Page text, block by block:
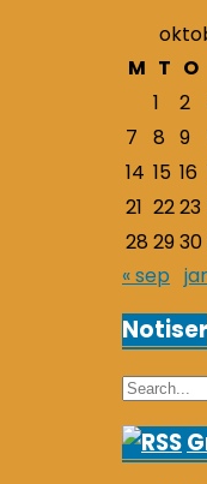
M T O
1
2
7
8 9
14 15 16
21 2223
28 2930
« sep
Notiser
Search